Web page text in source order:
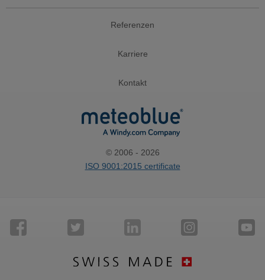
Referenzen
Karriere
Kontakt
© 2006 - 2026
ISO 9001:2015 certificate